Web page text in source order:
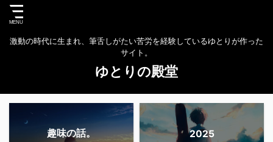
激動の時代に生まれ、筆舌しがたい苦労を経験しているゆとりが作った
サイト。
ゆとりの殿堂
趣味の話。 2025